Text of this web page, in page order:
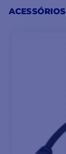
ACESSÓRIOS